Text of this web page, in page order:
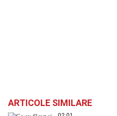
ARTICOLE SIMILARE